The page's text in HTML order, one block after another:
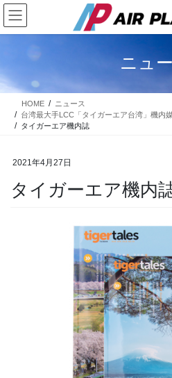
コ
ン
テ
に
移
ナ
ビ
ゲ
ョ
ン
ニュ
HOME
ニュース
台湾最大手LCC「タイガーエア台湾」機内
タイガーエア機内誌
2021年4月27日
タイガーエア機内